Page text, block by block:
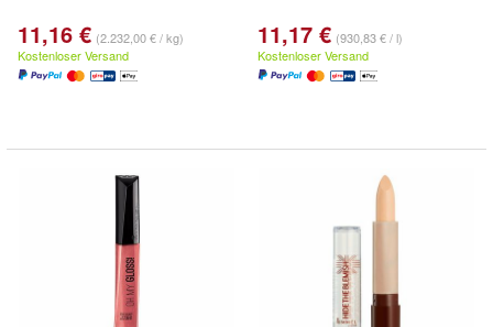
11,16 € (2.232,00 € / kg)
Kostenloser Versand
11,17 € (930,83 € / l)
Kostenloser Versand